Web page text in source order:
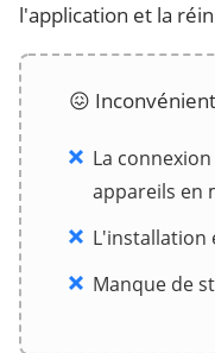
l'application et la
😖
La
appareils en
L'installation
Manque de